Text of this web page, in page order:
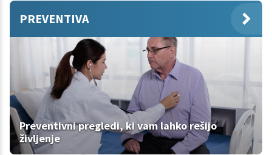
PREVENTIVA
Preventivni pregledi, ki vam lahko rešijo
življenje